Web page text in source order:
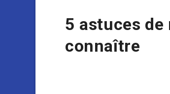
5 astuces de
connaître